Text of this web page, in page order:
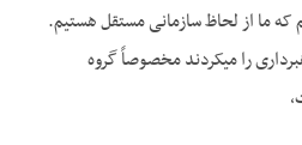
که ما از لحاظ سازمانی مستقل هستیم.
را می­کردند مخصوصاً گروه